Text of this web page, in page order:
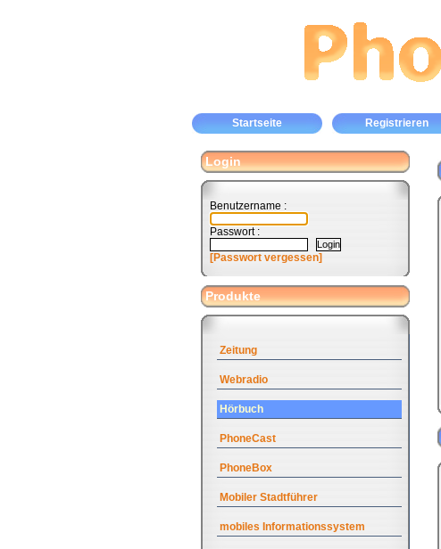
Startseite Registrieren
Login
Benutzername :
Passwort :
[Passwort vergessen]
Produkte
Zeitung
Webradio
Hörbuch
PhoneCast
PhoneBox
Mobiler Stadtführer
mobiles Informationssystem